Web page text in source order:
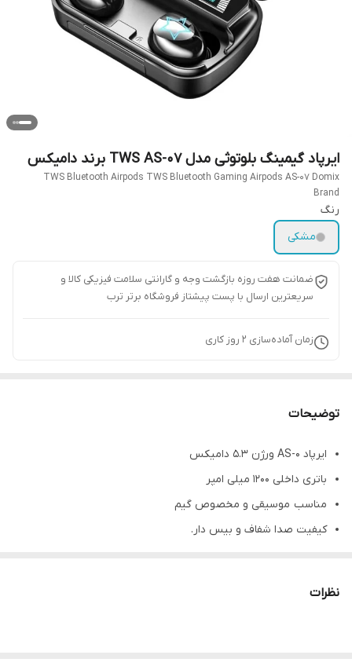
ایرپاد گیمینگ بلوتوثی مدل TWS AS-07 برند دامیکس
TWS Bluetooth Airpods TWS Bluetooth Gaming Airpods AS-07 Domix
Brand
رنگ
مشکی
ضمانت هفت روزه بازگشت وجه و گارانتی سلامت فیزیکی کالا و
سریعترین ارسال با پست پیشتاز فروشگاه برتر ترب
زمان آماده‌سازی 2 روز کاری
توضیحات
ایرپاد AS-0 ورژن 5.3 دامیکس
باتری داخلی 1200 میلی امپر
مناسب موسیقی و مخصوص گیم
کیفیت صدا شفاف و بیس دار.
نظرات